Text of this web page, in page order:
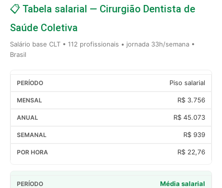
📋 Tabela salarial — Cirurgião Dentista de
Saúde Coletiva
Salário base CLT • 112 profissionais • jornada 33h/semana •
Brasil
Piso salarial
R$ 3.756
R$ 45.073
R$ 939
R$ 22,76
Média salarial